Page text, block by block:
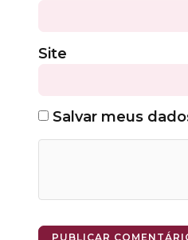
Site
Salvar meus